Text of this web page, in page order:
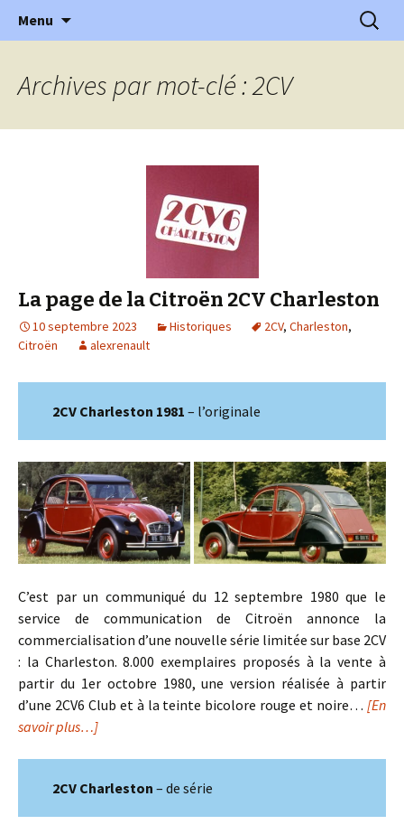
l'Automobile Ancienne
l'automobile ancienne : articles, historiques
…
Menu
Archives par mot-clé : 2CV
La page de la Citroën 2CV Charleston
10 septembre 2023 Historiques 2CV, Charleston,
Citroën
alexrenault
2CV Charleston 1981 – l’originale
C’est par un communiqué du 12 septembre 1980 que le
service de communication de Citroën annonce la
commercialisation d’une nouvelle série limitée sur base 2CV
: la Charleston. 8.000 exemplaires proposés à la vente à
partir du 1er octobre 1980, une version réalisée à partir
d’une 2CV6 Club et à la teinte bicolore rouge et noire… [En
savoir plus…]
2CV Charleston – de série